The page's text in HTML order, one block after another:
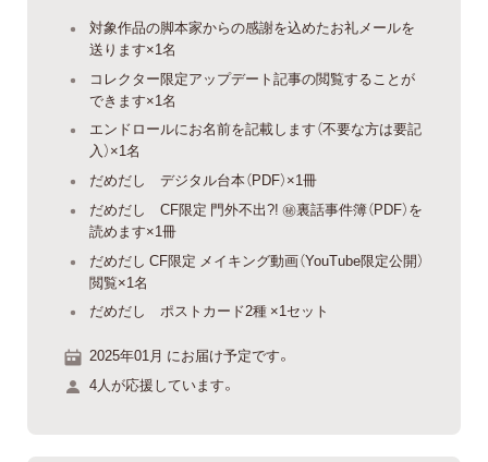
対象作品の脚本家からの感謝を込めたお礼メールを
送ります×1名
コレクター限定アップデート記事の閲覧することが
できます×1名
エンドロールにお名前を記載します（不要な方は要記
入）×1名
だめだし デジタル台本（PDF）×1冊
だめだし CF限定 門外不出?! ㊙裏話事件簿（PDF）を
読めます×1冊
だめだし CF限定 メイキング動画（YouTube限定公開）
閲覧×1名
だめだし ポストカード2種 ×1セット
2025年01月 にお届け予定です。
4人が応援しています。